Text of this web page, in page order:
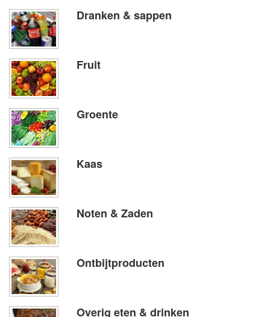
Dranken & sappen
Fruit
Groente
Kaas
Noten & Zaden
Ontbijtproducten
Overig eten & drinken